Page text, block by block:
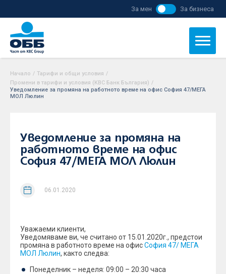
За мен За бизнеса
Начало / Тарифи и общи условия /
Промени в тарифи и условия (KBC Банк България) /
Уведомление за промяна на работното време на офис София 47/МЕГА
МОЛ Люлин
Уведомление за промяна на
работното време на офис
София 47/МЕГА МОЛ Люлин
06.01.2020
Уважаеми клиенти,
Уведомяваме ви, че считано от 15.01.2020г., предстои
промяна в работното време на офисСофия 47/ MEГА
МОЛ Люлин, както следва:
Понеделник – неделя: 09:00 – 20:30 часа